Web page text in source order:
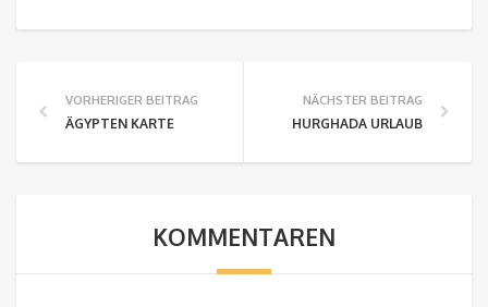
VORHERIGER BEITRAG
ÄGYPTEN KARTE
NÄCHSTER BEITRAG
HURGHADA URLAUB
KOMMENTAREN